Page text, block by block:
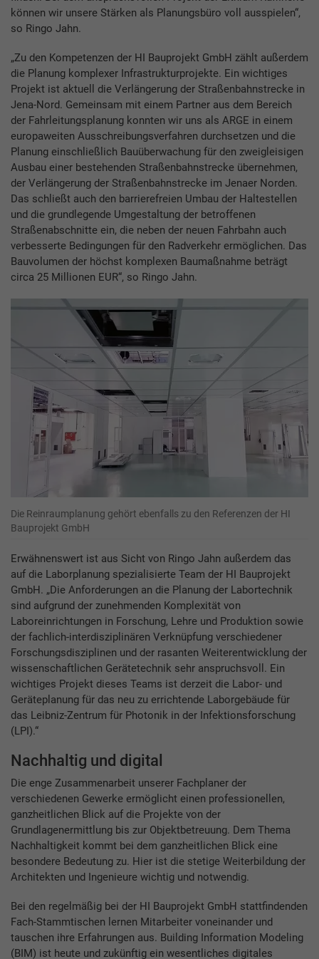
können wir unsere Stärken als Planungsbüro voll ausspielen“,
so Ringo Jahn.
„Zu den Kompetenzen der HI Bauprojekt GmbH zählt außerdem
die Planung komplexer Infrastrukturprojekte. Ein wichtiges
Projekt ist aktuell die Verlängerung der Straßenbahnstrecke in
Jena-Nord. Gemeinsam mit einem Partner aus dem Bereich
der Fahrleitungsplanung konnten wir uns als ARGE in einem
europaweiten Ausschreibungsverfahren durchsetzen und die
Planung einschließlich Bauüberwachung für den zweigleisigen
Ausbau einer bestehenden Straßenbahnstrecke übernehmen,
der Verlängerung der Straßenbahnstrecke im Jenaer Norden.
Das schließt auch den barrierefreien Umbau der Haltestellen
und die grundlegende Umgestaltung der betroffenen
Straßenabschnitte ein, die neben der neuen Fahrbahn auch
verbesserte Bedingungen für den Radverkehr ermöglichen. Das
Bauvolumen der höchst komplexen Baumaßnahme beträgt
circa 25 Millionen EUR“, so Ringo Jahn.
Die Reinraumplanung gehört ebenfalls zu den Referenzen der HI
Bauprojekt GmbH
Erwähnenswert ist aus Sicht von Ringo Jahn außerdem das
auf die Laborplanung spezialisierte Team der HI Bauprojekt
GmbH. „Die Anforderungen an die Planung der Labortechnik
sind aufgrund der zunehmenden Komplexität von
Laboreinrichtungen in Forschung, Lehre und Produktion sowie
der fachlich-interdisziplinären Verknüpfung verschiedener
Forschungsdisziplinen und der rasanten Weiterentwicklung der
wissenschaftlichen Gerätetechnik sehr anspruchsvoll. Ein
wichtiges Projekt dieses Teams ist derzeit die Labor- und
Geräteplanung für das neu zu errichtende Laborgebäude für
das Leibniz-Zentrum für Photonik in der Infektionsforschung
(LPI).“
Nachhaltig und digital
Die enge Zusammenarbeit unserer Fachplaner der
verschiedenen Gewerke ermöglicht einen professionellen,
ganzheitlichen Blick auf die Projekte von der
Grundlagenermittlung bis zur Objektbetreuung. Dem Thema
Nachhaltigkeit kommt bei dem ganzheitlichen Blick eine
besondere Bedeutung zu. Hier ist die stetige Weiterbildung der
Architekten und Ingenieure wichtig und notwendig.
Bei den regelmäßig bei der HI Bauprojekt GmbH stattfindenden
Fach-Stammtischen lernen Mitarbeiter voneinander und
tauschen ihre Erfahrungen aus. Building Information Modeling
(BIM) ist heute und zukünftig ein wesentliches digitales